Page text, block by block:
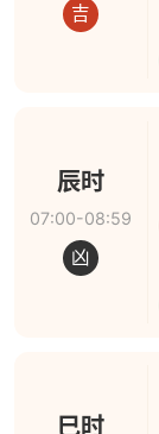
吉
辰时
07:00-08:59
凶
巳时